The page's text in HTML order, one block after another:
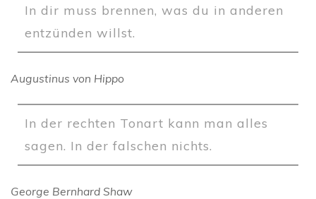
In dir muss brennen, was du in anderen
entzünden willst.
Augustinus von Hippo
In der rechten Tonart kann man alles
sagen. In der falschen nichts.
George Bernhard Shaw